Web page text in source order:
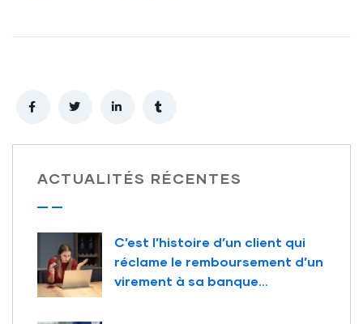
ACTUALITÉS RÉCENTES
C’est l’histoire d’un client qui
réclame le remboursement d’un
virement à sa banque…